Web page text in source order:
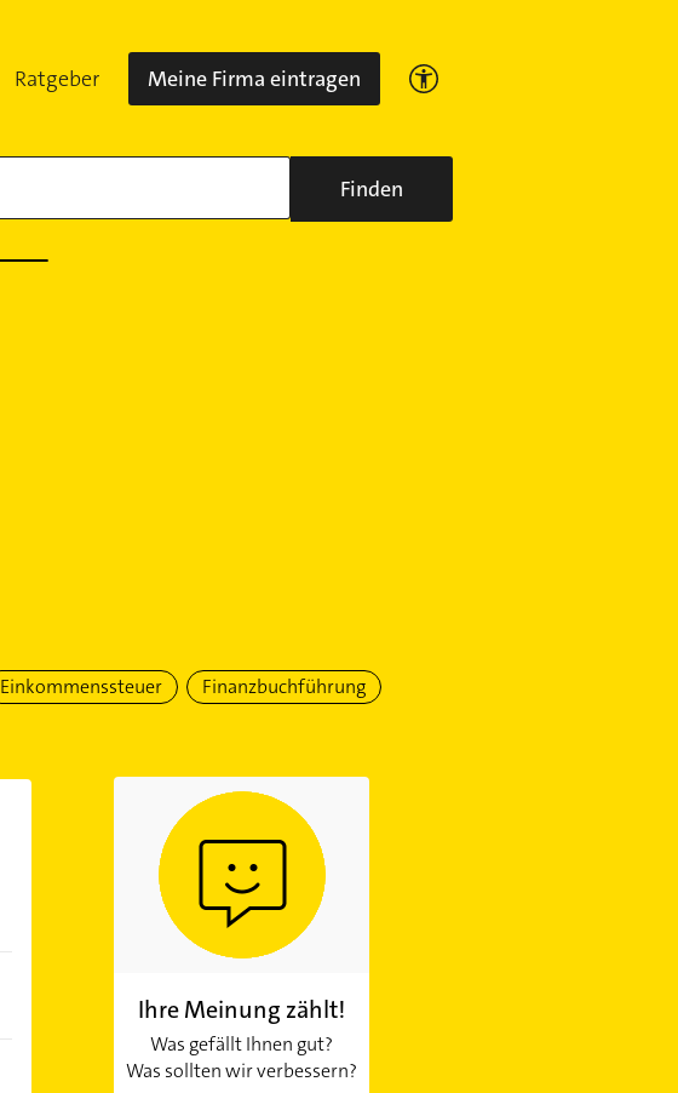
Ratgeber Meine Firma eintragen
Finden
Einkommenssteuer Finanzbuchführung
Ihre Meinung zählt!
Was gefällt Ihnen gut?
Was sollten wir verbessern?